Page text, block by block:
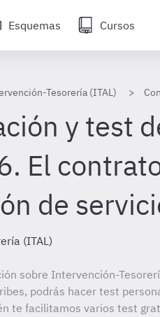
Esquemas Cursos
Tesorería (ITAL)
y test
El
de
(ITAL)
sobre Intervención-
podrás hacer test
te facilitamos varios test